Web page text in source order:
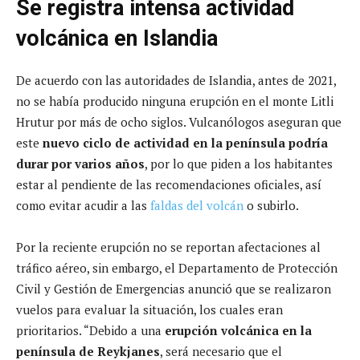
Se registra intensa actividad
volcánica en Islandia
De acuerdo con las autoridades de Islandia, antes de 2021,
no se había producido ninguna erupción en el monte Litli
Hrutur por más de ocho siglos. Vulcanólogos aseguran que
este nuevo ciclo de actividad en la península podría
durar por varios años, por lo que piden a los habitantes
estar al pendiente de las recomendaciones oficiales, así
como evitar acudir a las faldas del volcán o subirlo.
Por la reciente erupción no se reportan afectaciones al
tráfico aéreo, sin embargo, el Departamento de Protección
Civil y Gestión de Emergencias anunció que se realizaron
vuelos para evaluar la situación, los cuales eran
prioritarios. “Debido a una erupción volcánica en la
península de Reykjanes, será necesario que el